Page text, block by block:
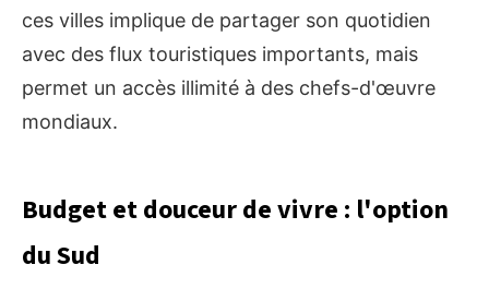
ces villes implique de partager son quotidien
avec des flux touristiques importants, mais
permet un accès illimité à des chefs-d'œuvre
mondiaux.
Budget et douceur de vivre : l'option
du Sud